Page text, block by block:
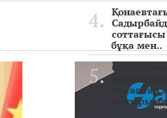
соттағысы
бұқа мен..
жауаптар